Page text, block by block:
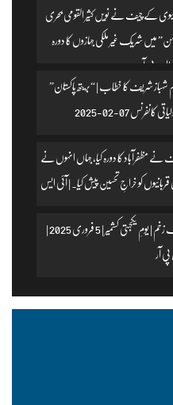
کے چیف نے نویں کثیر القومی بحری
میں شریک غیر ملکی جہازوں کا دورہ
پی آر
شہباز شریف کا خطاب | “بریتھ پاکستان”
کانفرنس 07-02-2025
مظفرآباد کا دورہ کیا، جہاں انہوں نے
کو خراجِ تحسین پیش کیا۔ | آئی ایس
کشمیر ایک زخم | یومِ یکجہتی کشمیر | 5 فروری 2025 |
آر